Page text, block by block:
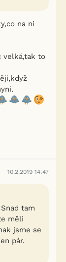
na ni
velká,tak to
10.2.2019 14:47
tam
měli
jsme se
pár.